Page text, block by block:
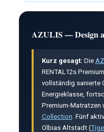
AZULIS — Design
Kurz gesagt: Die
RENTAL12s
vollständig sanierte
Energieklasse,
Premium-Matratzen
Collection. Fünf
Olbias Altstadt (